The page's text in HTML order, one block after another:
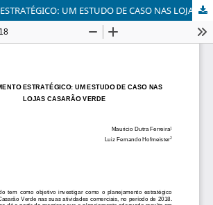
PLANEJAMENTO ESTRATÉGICO: UM ESTUDO DE CASO NAS LOJAS CASARÃO VERDE